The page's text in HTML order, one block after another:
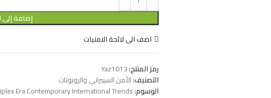
إضافة إلى
اضف الى لائحة الامنيات
رمز المنتج:Yaz1013
التصنيف:الأمن السيبراني والروبوتات
الوسوم:Era Contemporary International Trends